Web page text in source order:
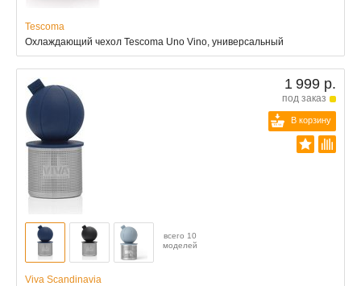
Tescoma
Охлаждающий чехол Tescoma Uno Vino, универсальный
1 999 р.
под заказ
В корзину
всего 10
моделей
Viva Scandinavia